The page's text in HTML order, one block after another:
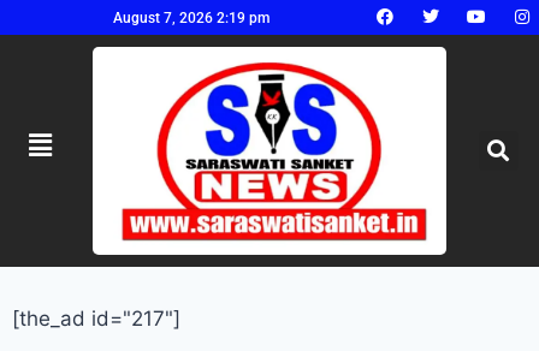
August 7, 2026 2:19 pm
[the_ad id="217"]